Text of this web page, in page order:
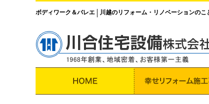
ボディワーク＆バレエ 川越のリフォーム・リノベーションのこ